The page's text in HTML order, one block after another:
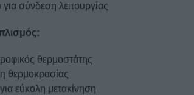
σύνδεση λειτουργίας
θερμοστάτης
θερμοκρασίας
εύκολη μετακίνηση